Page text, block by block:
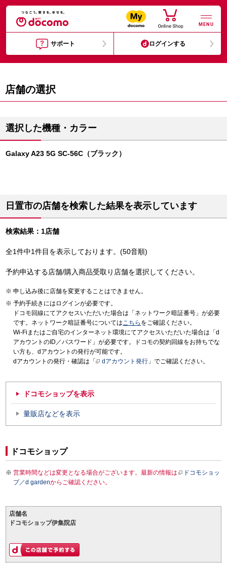
MENU
サポート ログインする
店舗の選択
選択した機種・カラー
Galaxy A23 5G SC-56C（ブラック）
日置市の店舗を検索した結果を表示しています
検索結果：1店舗
全1件中1件目を表示しております。(50音順)
予約申込する店舗/購入商品受取り店舗を選択してください。
申し込み後に店舗を変更することはできません。
予約手続きにはログインが必要です。
ドコモ回線にてアクセスいただいた場合は「ネットワーク暗証番号」が必要
です。ネットワーク暗証番号についてはこちら をご確認ください。
Wi-Fiまたはご自宅のインターネット環境にてアクセスいただいた場合は「d
アカウントのID／パスワード」が必要です。ドコモの契約回線をお持ちでな
い方も、dアカウントの発行が可能です。
dアカウントの発行・確認は「
dアカウント発行 」でご確認ください。
ドコモショップを表示
量販店などを表示
ドコモショップ
営業時間などは変更となる場合がございます。最新の情報は
ドコモショッ
プ／d gardenからご確認ください。
店舗名
ドコモショップ伊集院店